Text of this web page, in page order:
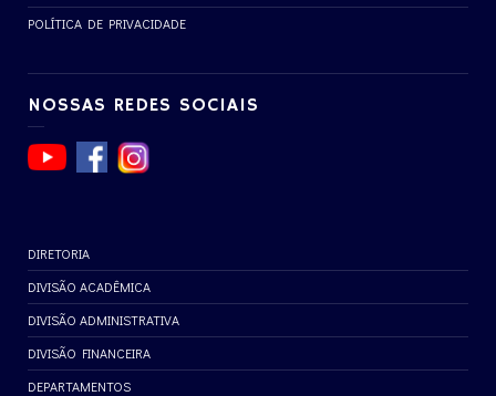
POLÍTICA DE PRIVACIDADE
NOSSAS REDES SOCIAIS
DIRETORIA
DIVISÃO ACADÊMICA
DIVISÃO ADMINISTRATIVA
DIVISÃO FINANCEIRA
DEPARTAMENTOS